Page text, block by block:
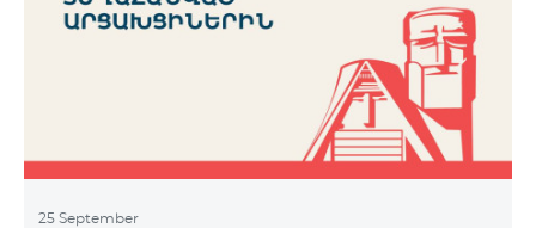
25 September